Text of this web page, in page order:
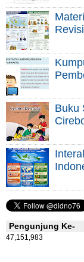
Buku
Pengunjung Ke-
47,151,983